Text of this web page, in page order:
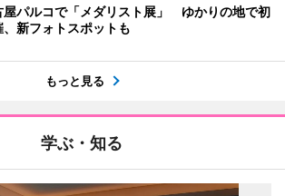
屋パルコで「メダリスト展」 ゆかりの地で初
、新フォトスポットも
もっと見る
学ぶ・知る